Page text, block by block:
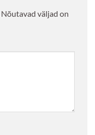
Nõutavad väljad on